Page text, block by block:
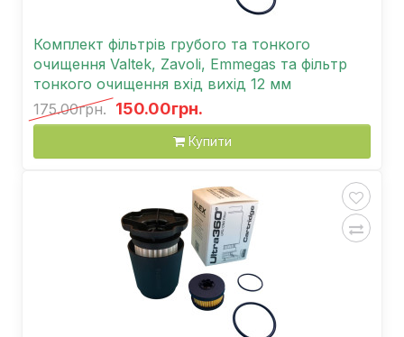
Комплект фільтрів грубого та тонкого
очищення Valtek, Zavoli, Emmegas та фільтр
тонкого очищення вхід вихід 12 мм
175.00грн. 150.00грн.
Купити